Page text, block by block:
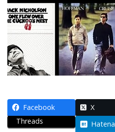
Facebook X
Threads
Hatena